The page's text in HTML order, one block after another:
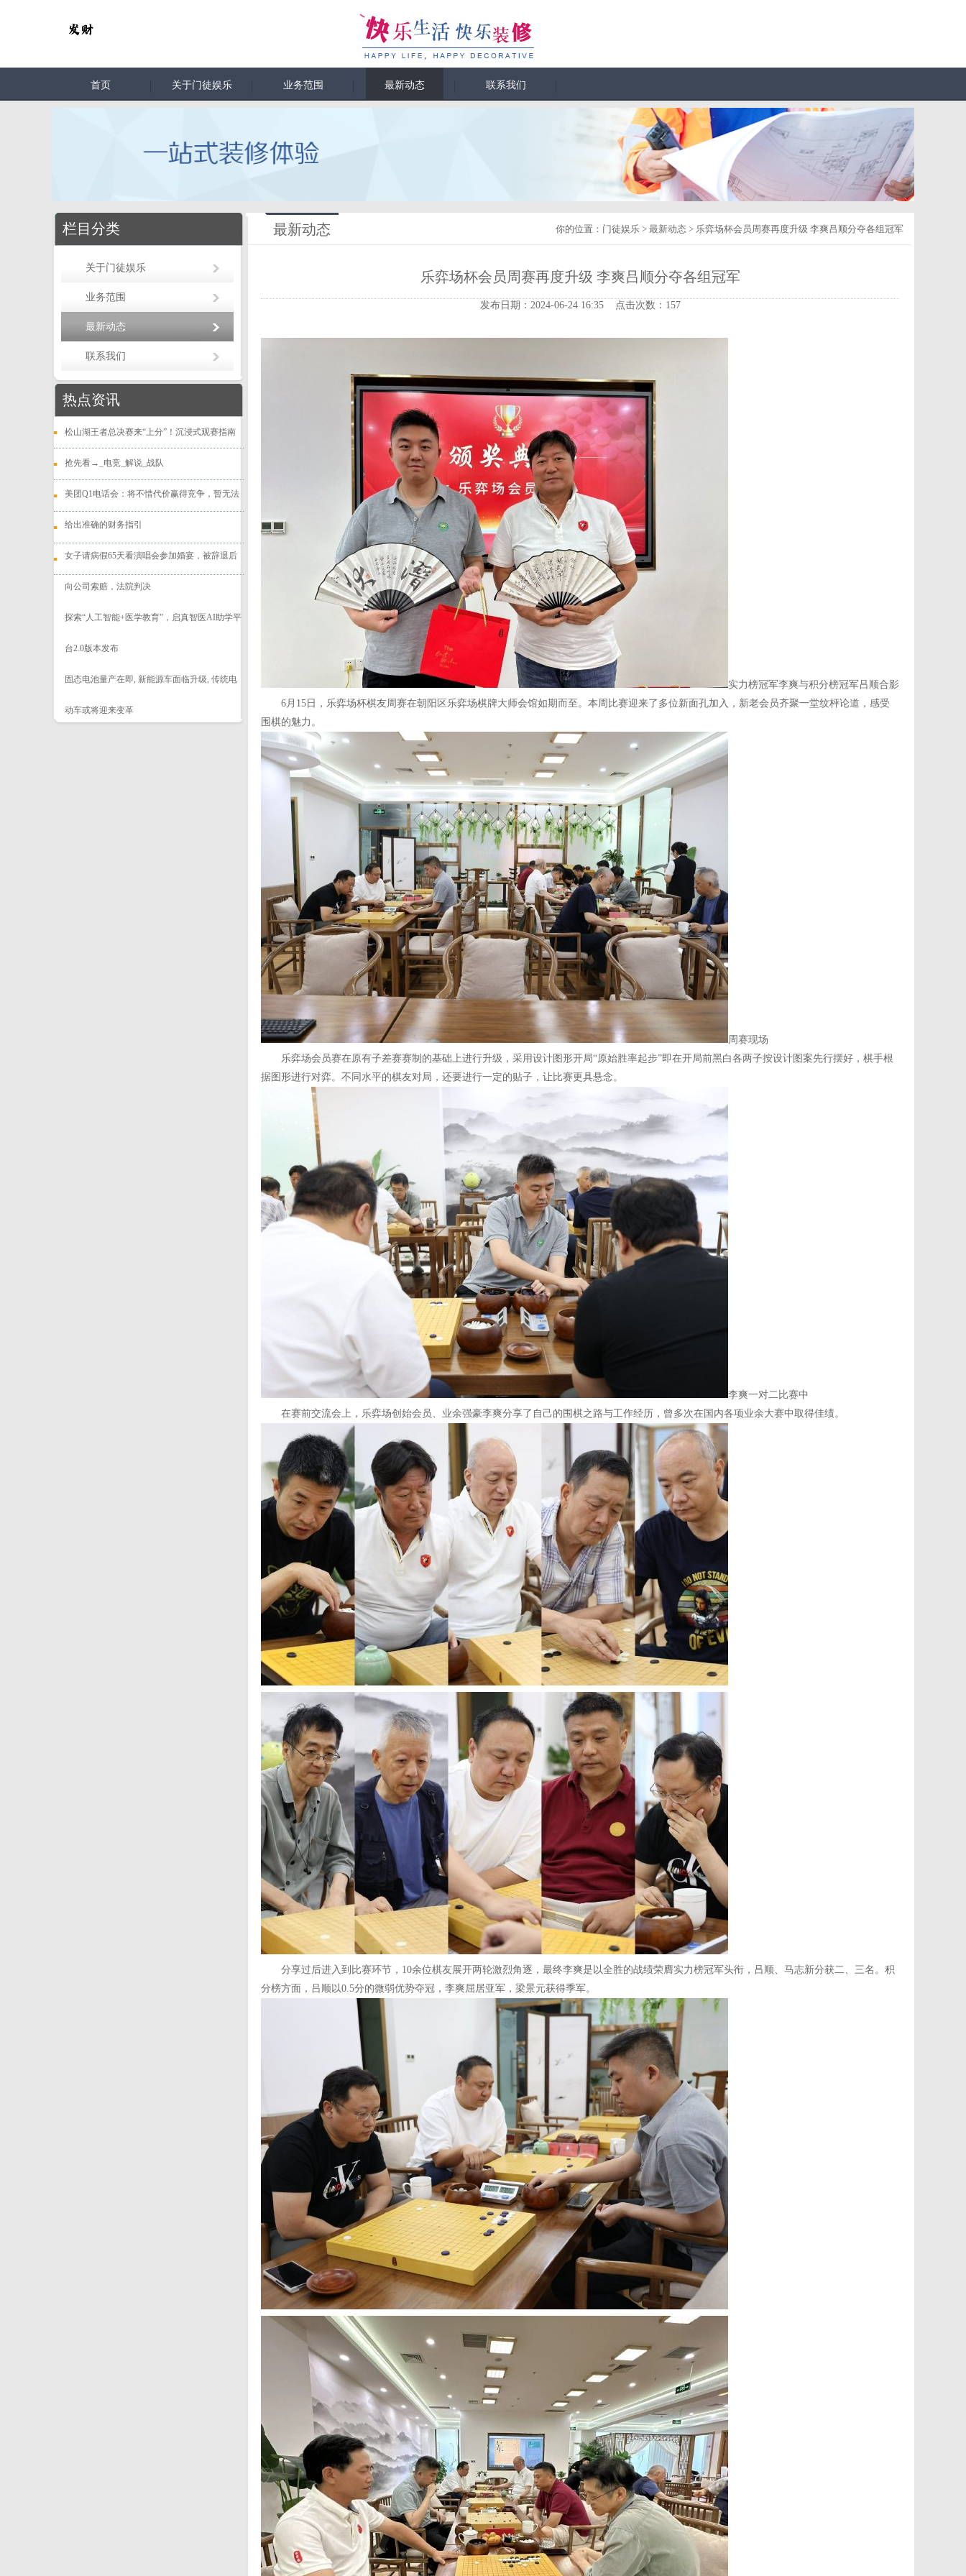
首页 关于门徒娱乐 业务范围 最新动态 联系我们
栏目分类
关于门徒娱乐
业务范围
最新动态
联系我们
热点资讯
松山湖王者总决赛来“上分”！沉浸式观赛指南
抢先看→_电竞_解说_战队
美团Q1电话会：将不惜代价赢得竞争，暂无法
给出准确的财务指引
女子请病假65天看演唱会参加婚宴，被辞退后
向公司索赔，法院判决
探索“人工智能+医学教育”，启真智医AI助学平
台2.0版本发布
固态电池量产在即, 新能源车面临升级, 传统电
动车或将迎来变革
最新动态 你的位置： 门徒娱乐 > 最新动态 > 乐弈场杯会员周赛再度升级 李爽吕顺分夺各组冠军
乐弈场杯会员周赛再度升级 李爽吕顺分夺各组冠军
发布日期：2024-06-24 16:35 点击次数：157
实力榜冠军李爽与积分榜冠军吕顺合影
6月15日，乐弈场杯棋友周赛在朝阳区乐弈场棋牌大师会馆如期而至。本周比赛迎来了多位新面孔加入，新老会员齐聚一堂纹枰论道，感受
围棋的魅力。
周赛现场
乐弈场会员赛在原有子差赛赛制的基础上进行升级，采用设计图形开局“原始胜率起步”即在开局前黑白各两子按设计图案先行摆好，棋手根
据图形进行对弈。不同水平的棋友对局，还要进行一定的贴子，让比赛更具悬念。
李爽一对二比赛中
在赛前交流会上，乐弈场创始会员、业余强豪李爽分享了自己的围棋之路与工作经历，曾多次在国内各项业余大赛中取得佳绩。
分享过后进入到比赛环节，10余位棋友展开两轮激烈角逐，最终李爽是以全胜的战绩荣膺实力榜冠军头衔，吕顺、马志新分获二、三名。积
分榜方面，吕顺以0.5分的微弱优势夺冠，李爽屈居亚军，梁景元获得季军。